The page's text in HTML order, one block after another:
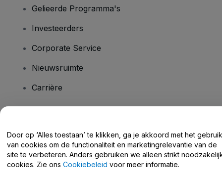
Gelieerde Programma's
Investeerders
Corporate Service
Nieuwsruimte
Carrière
Helpcentrum / Neem Contact Met Ons Op
Door op ‘Alles toestaan’ te klikken, ga je akkoord met het gebruik
van cookies om de functionaliteit en marketingrelevantie van de
site te verbeteren. Anders gebruiken we alleen strikt
cookies. Zie ons Cookiebeleid voor meer informatie.